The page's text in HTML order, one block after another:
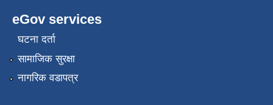
eGov services
घटना दर्ता
सामाजिक सुरक्षा
नागरिक वडापत्र